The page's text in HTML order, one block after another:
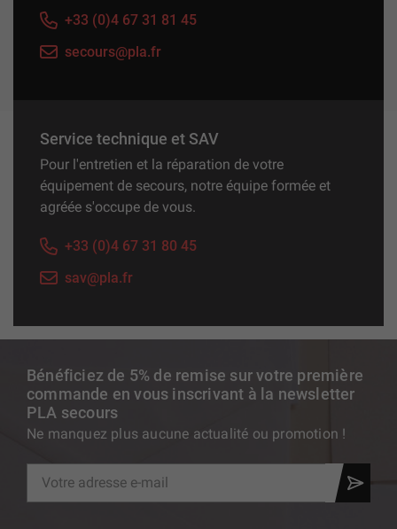
Bénéficiez de 5% de remise sur votre première
commande en vous inscrivant à la newsletter
PLA secours
Ne manquez plus aucune actualité ou promotion !
+33 (0)4 67 31 81 45
secours@pla.fr
Service technique et SAV
Pour l'entretien et la réparation de votre
équipement de secours, notre équipe formée et
agréée s'occupe de vous.
+33 (0)4 67 31 80 45
sav@pla.fr